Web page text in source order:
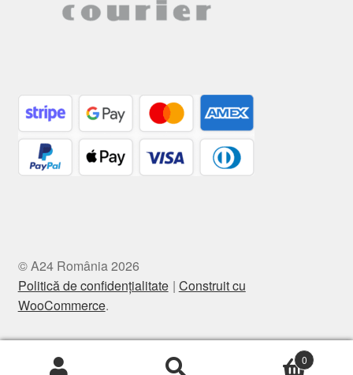
© A24 România 2026
Politică de confidențialitate Construit cu
WooCommerce.
0